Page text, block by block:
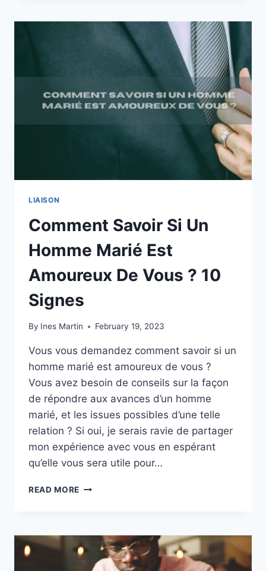
RELATION
LIAISON
Comment Savoir Si Un
Homme Marié Est
Amoureux De Vous ? 10
Signes
By Ines Martin February 19, 2023
Vous vous demandez comment savoir si un
homme marié est amoureux de vous ?
Vous avez besoin de conseils sur la façon
de répondre aux avances d’un homme
marié, et les issues possibles d’une telle
relation ? Si oui, je serais ravie de partager
mon expérience avec vous en espérant
qu’elle vous sera utile pour…
READ MORE COMMENT
HOMME
MARIÉ
EST